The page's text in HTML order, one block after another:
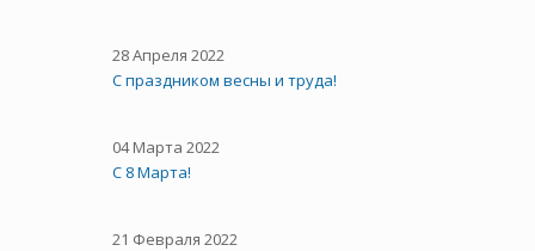
28 Апреля 2022
С праздником весны и труда!
04 Марта 2022
С 8 Марта!
21 Февраля 2022